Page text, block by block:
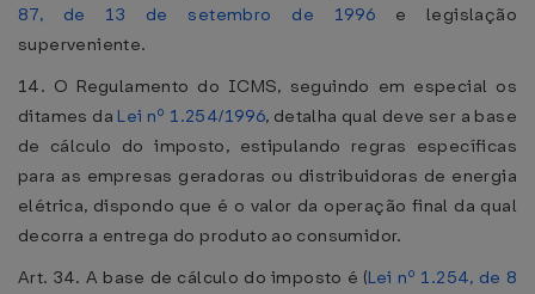
87, de 13 de setembro de 1996 e legislação
superveniente.
14. O Regulamento do ICMS, seguindo em especial os
ditames da Lei nº 1.254/1996, detalha qual deve ser a base
de cálculo do imposto, estipulando regras específicas
para as empresas geradoras ou distribuidoras de energia
elétrica, dispondo que é o valor da operação final da qual
decorra a entrega do produto ao consumidor.
Art. 34. A base de cálculo do imposto é (Lei nº 1.254, de 8